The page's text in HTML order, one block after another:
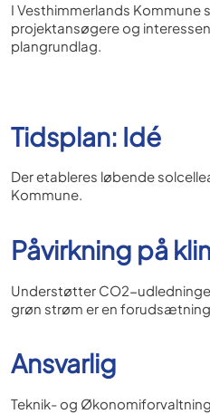
I Vesthimmerlands Kommune
projektansøgere og
plangrundlag.
Tidsplan: Idé
Der etableres løbende
Kommune.
Påvirkning på
Understøtter CO2-
grøn strøm er en
Ansvarlig
Teknik- og